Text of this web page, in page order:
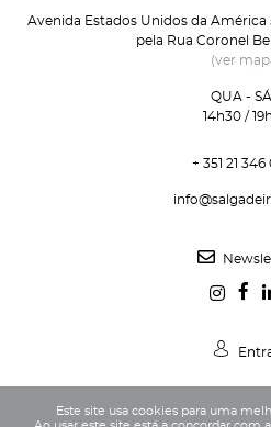
Avenida Estados Unidos da América
pela Rua Coronel
(ver
QUA -
14h30 /
+ 351 21 346
Este site usa cookies para uma